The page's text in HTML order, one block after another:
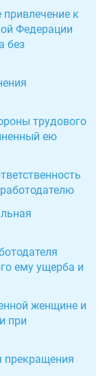
к
Федерации
без
трудового
ею
ему ущерба и
женщине и
при
прекращения